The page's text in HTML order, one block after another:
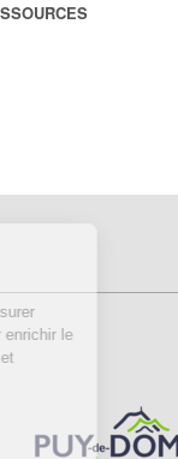
pour mesurer
aussi pour enrichir le
et